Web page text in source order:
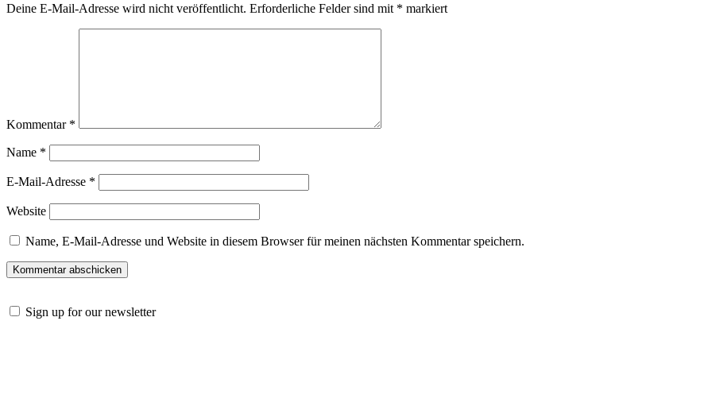
Deine E-Mail-Adresse wird nicht veröffentlicht. Erforderliche Felder sind mit * markiert
Kommentar *
Name *
E-Mail-Adresse *
Website
Name, E-Mail-Adresse und Website in diesem Browser für meinen nächsten Kommentar speichern.
Sign up for our newsletter